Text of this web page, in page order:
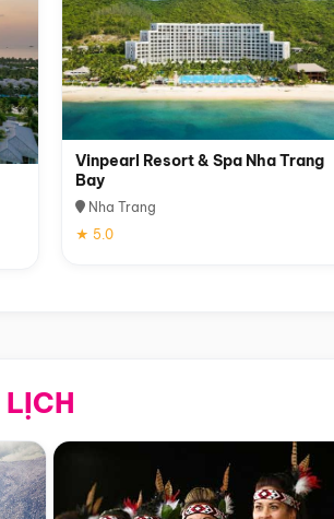
Vinpearl Resort & Spa Nha Trang
Bay
Nha Trang
★ 5.0
LỊCH